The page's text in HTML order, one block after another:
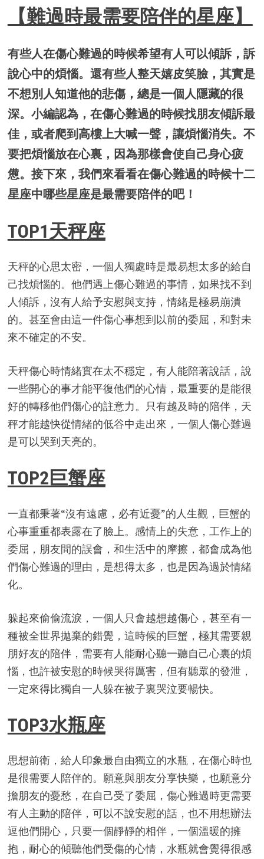
【難過時最需要陪伴的星座】
有些人在傷心難過的時候希望有人可以傾訴，訴
說心中的煩惱。還有些人整天嬉皮笑臉，其實是
不想別人知道他的悲傷，總是一個人隱藏的很
深。小編認為，在傷心難過的時候找朋友傾訴最
佳，或者爬到高樓上大喊一聲，讓煩惱消失。不
要把煩惱放在心裏，因為那樣會使自己身心疲
憊。接下來，我們來看看在傷心難過的時候十二
星座中哪些星座是最需要陪伴的吧！
TOP1天秤座
天秤的心思太密，一個人獨處時是最易想太多的給自
己找煩惱的。他們遇上傷心難過的事情，如果找不到
人傾訴，沒有人給予安慰與支持，情緒是極易崩潰
的。甚至會由這一件傷心事想到以前的委屈，和對未
來不確定的不安。
天秤傷心時情緒實在太不穩定，有人能陪著說話，說
一些開心的事才能平復他們的心情，最重要的是能很
好的轉移他們傷心的註意力。只有越及時的陪伴，天
秤才能越快從情緒的低谷中走出來，一個人傷心難過
是可以哭到天亮的。
TOP2巨蟹座
一直都秉著“沒有遠慮，必有近憂”的人生觀，巨蟹的
心事重重都表露在了臉上。感情上的失意，工作上的
委屈，朋友間的誤會，和生活中的摩擦，都會成為他
們傷心難過的理由，是想得太多，也是因為過於情緒
化。
躲起來偷偷流淚，一個人只會越想越傷心，甚至有一
種被全世界拋棄的錯覺，這時候的巨蟹，極其需要親
朋好友的陪伴，需要有人能耐心聽一聽自己心裏的煩
惱，也許被安慰的時候哭得厲害，但有聽眾的發泄，
一定來得比獨自一人躲在被子裏哭泣要暢快。
TOP3水瓶座
思想前衛，給人印象最自由獨立的水瓶，在傷心時也
是很需要人陪伴的。願意與朋友分享快樂，也願意分
擔朋友的憂愁，在自己受了委屈，傷心難過時更需要
有人主動的陪伴，可以不說安慰的話，也不用想辦法
逗他們開心，只要一個靜靜的相伴，一個溫暖的擁
抱，耐心的傾聽他們受傷的心情，水瓶就會覺得很感